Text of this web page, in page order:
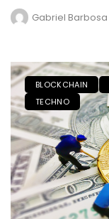
Gabriel Barbosa
BLOCKCHAIN
TECHNO